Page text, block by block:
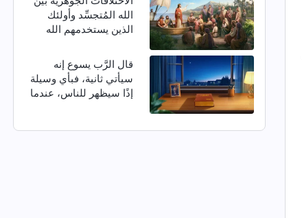
الله المُتجسِّد وأولئك
الذين يستخدمهم الله
قال الرَّب يسوع إنه
سيأتي ثانية، فبأي وسيلة
إذًا سيظهر للناس، عندما